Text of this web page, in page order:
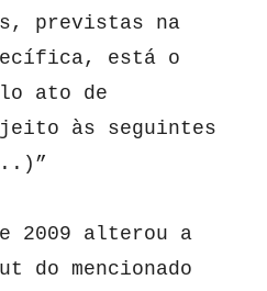
previstas na
está o
ato de
às seguintes
2009 alterou a
do mencionado